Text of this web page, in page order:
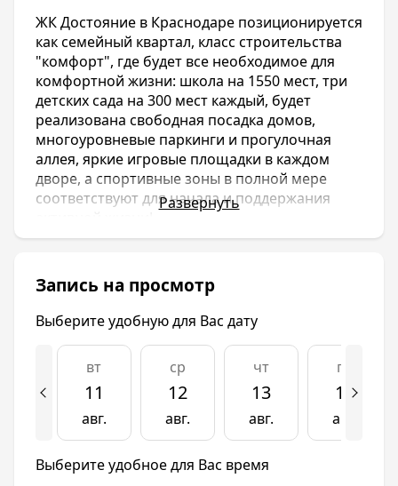
ЖК Достояние в Краснодаре позиционируется
как семейный квартал, класс строительства
"комфорт", где будет все необходимое для
комфортной жизни: школа на 1550 мест, три
детских сада на 300 мест каждый, будет
реализована свободная посадка домов,
многоуровневые паркинги и прогулочная
аллея, яркие игровые площадки в каждом
дворе, а спортивные зоны в полной мере
соответствуют для начала и поддержания
компании ООО ЮгСтройИнвест! На
сегодняшний день это один из самых
надежных застройщиков в городе, который
застраивает целые районы комплексной
застройкой со всей необходимой и самой
нужной инфраструктурой, например такие как
Начиная застраивать новый район своими
новостройками эта строительнвя компания
продумывает все до мельчайших деталей и
Развернуть
Запись на просмотр
Выберите удобную для Вас дату
вт
11
авг.
ср
12
авг.
чт
13
авг.
пт
14
авг.
Выберите удобное для Вас время